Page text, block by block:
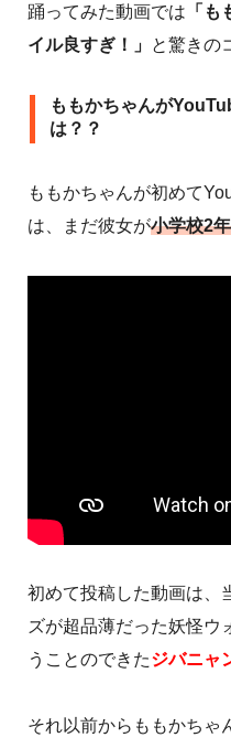
踊ってみた動画では 「
イル良すぎ！」 と驚きの
ももかちゃんが
は？？
ももかちゃんが初めて
は、まだ彼女が小学校2
初めて投稿した動画は、
ズが超品薄だった妖怪ウ
うことのできたジバニャ
それ以前からももかちゃ